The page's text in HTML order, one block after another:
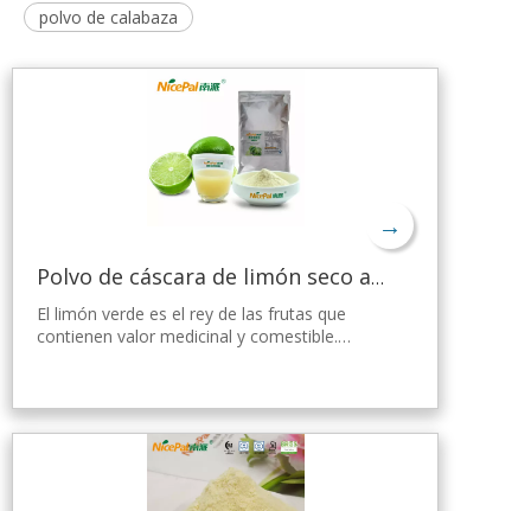
polvo de calabaza
→
Polvo de cáscara de limón seco a granel
El limón verde es el rey de las frutas que
contienen valor medicinal y comestible.
la tecnología y el procesamiento de secado
que mantiene bien su nutrición y aroma a
limón fresco. Disuelto instantáneamente,